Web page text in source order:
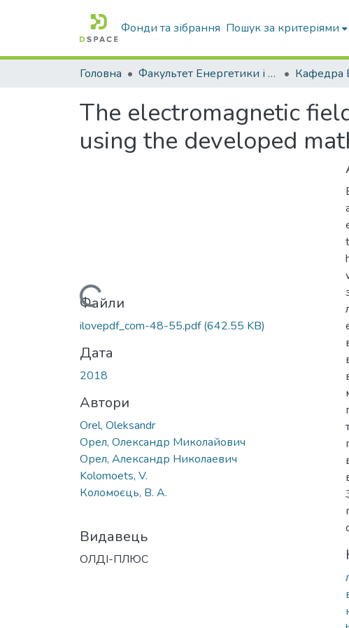
Фонди та зібрання Пошук за критеріями
Головна Факультет Енергетики і комп'ютерних технологій
The electromagnetic
using the developed
Вантажиться...
Файли
ilovepdf_com-48-55.pdf(642.55 KB)
Дата
2018
Автори
Orel, Oleksandr
Орел, Олександр Миколайович
Орел, Александр Николаевич
Kolomoets, V.
Коломоєць, В. А.
Видавець
ОЛДІ-ПЛЮС